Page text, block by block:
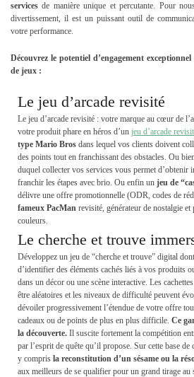
servicesde manière unique et percutante. Pour
divertissement, il est un puissant outil de
votre performance.
Découvrez le potentiel d’engagement
de jeux :
Le jeu d’arcade revisité
Le jeu d’arcade revisité : votre marque au cœur de
votre produit phare en héros d’un jeu d’arcade
type Mario Bros dans lequel vos clients doivent
des points tout en franchissant des obstacles. Ou
duquel collecter vos services vous permet d’obtenir
franchir les étapes avec brio. Ou enfin un jeu de
délivre une offre promotionnelle (ODR, codes de
fameux PacMan revisité, générateur de nostalgie
couleurs.
Le cherche et trouve
Développez un jeu de “cherche et trouve” digital
d’identifier des éléments cachés liés à vos produits
dans un décor ou une scène interactive. Les
être aléatoires et les niveaux de difficulté peuvent
dévoiler progressivement l’étendue de votre offre
cadeaux ou de points de plus en plus difficile. Ce
la découverte. Il suscite fortement la compétition
par l’esprit de quête qu’il propose. Sur cette base
y compris la reconstitution d’un sésame ou la
aux meilleurs de se qualifier pour un grand tirage au